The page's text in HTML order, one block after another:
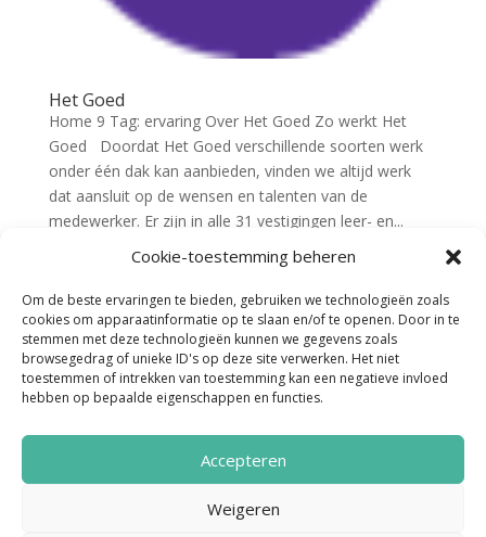
Cookie-toestemming beheren
Om de beste ervaringen te bieden, gebruiken we technologieën zoals
cookies om apparaatinformatie op te slaan en/of te openen. Door in te
stemmen met deze technologieën kunnen we gegevens zoals
browsegedrag of unieke ID's op deze site verwerken. Het niet
toestemmen of intrekken van toestemming kan een negatieve invloed
hebben op bepaalde eigenschappen en functies.
Accepteren
Weigeren
Het Goed
Home 9 Tag: ervaring Over Het Goed Zo werkt Het
Goed Doordat Het Goed verschillende soorten werk
onder één dak kan aanbieden, vinden we altijd werk
dat aansluit op de wensen en talenten van de
medewerker. Er zijn in alle 31 vestigingen leer- en...
Noordenveld Helpt © 2022 Ontwerp &
Realisatie:Media Totaal Noord